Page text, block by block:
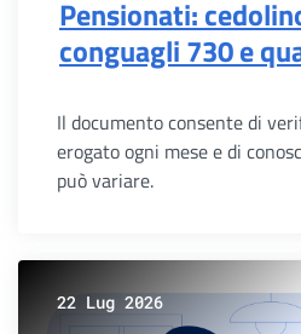
Pensionati:
conguagli 730 e
Il documento consente di
erogato ogni mese e di
può variare.
22 Lug 2026